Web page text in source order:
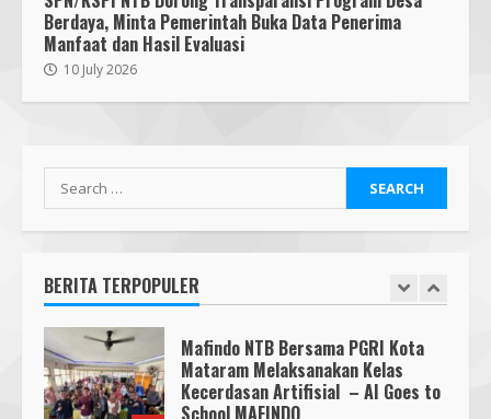
Berdaya, Minta Pemerintah Buka Data Penerima
Manfaat dan Hasil Evaluasi
10 July 2026
Search
for:
BERITA TERPOPULER
1
Mafindo NTB Bersama Pesantren
Melaksanakan Kegiatan
Para Pendidik
19 January 2026
2
Mafindo NTB Bersama PGRI Kota
Mataram Melaksanakan Kelas
Kecerdasan Artifisial – AI Goes to
School MAFINDO
23 October 2025
Bukan Sekadar Bersih-Bersih, KKN
UMMAT dan Warga Sesela Perkuat
Ketangguhan Desa dari Risiko